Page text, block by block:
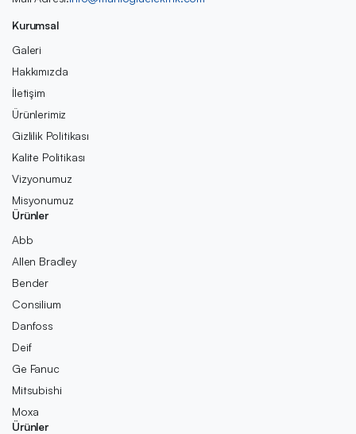
Kurumsal
Galeri
Hakkımızda
İletişim
Ürünlerimiz
Gizlilik Politikası
Kalite Politikası
Vizyonumuz
Misyonumuz
Ürünler
Abb
Allen Bradley
Bender
Consilium
Danfoss
Deif
Ge Fanuc
Mitsubishi
Moxa
Ürünler